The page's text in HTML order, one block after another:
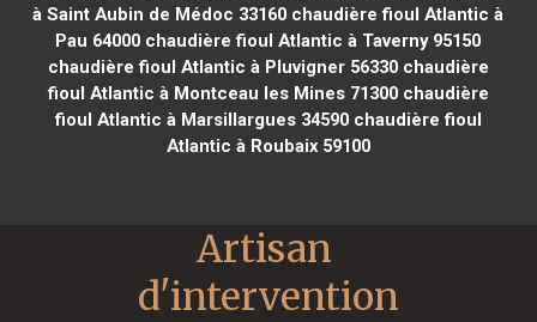
à Saint Aubin de Médoc 33160 chaudière fioul Atlantic à
Pau 64000 chaudière fioul Atlantic à Taverny 95150
chaudière fioul Atlantic à Pluvigner 56330chaudière
fioul Atlantic à Montceau les Mines 71300chaudière
fioul Atlantic à Marsillargues 34590chaudière fioul
Atlantic à Roubaix 59100
Artisan
d'intervention